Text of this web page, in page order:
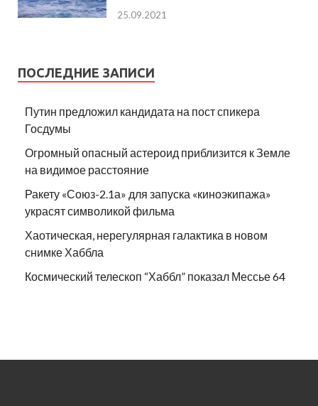
25.09.2021
ПОСЛЕДНИЕ ЗАПИСИ
Путин предложил кандидата на пост спикера
Госдумы
Огромный опасный астероид приблизится к Земле
на видимое расстояние
Ракету «Союз-2.1а» для запуска «киноэкипажа»
украсят символикой фильма
Хаотическая, нерегулярная галактика в новом
снимке Хаббла
Космический телескоп “Хаббл” показал Мессье 64